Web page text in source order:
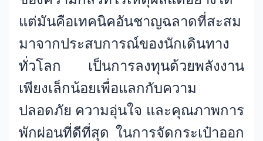
แต่มันคือเทคนิคอันชาญฉลาดที่สะสม
มาจากประสบการณ์ของนักเดินทาง
ทั่วโลก เป็นการลงทุนด้วยพลังงาน
เพียงเล็กน้อยเพื่อแลกกับความ
ปลอดภัย ความอุ่นใจ และคุณภาพการ
พักผ่อนที่ดีที่สุด ในการจัดกระเป๋าออก